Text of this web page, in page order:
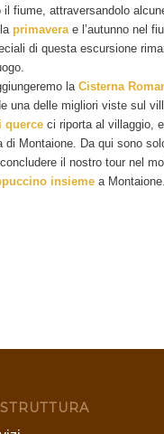
il fiume, attraversandolo
primaverae l’autunno nel
di questa escursione
laCisterna
una delle migliori viste sul
querce ci riporta al villaggio,
Montaione. Da qui sono
il nostro tour nel
insieme a Montaione.